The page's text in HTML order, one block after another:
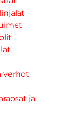
verhot
ja